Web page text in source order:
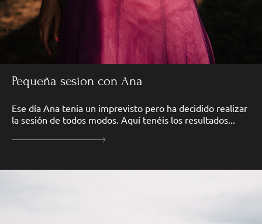
Pequeña sesion con Ana
Ese día Ana tenia un imprevisto pero ha decidido realizar
la sesión de todos modos. Aquí tenéis los resultados...